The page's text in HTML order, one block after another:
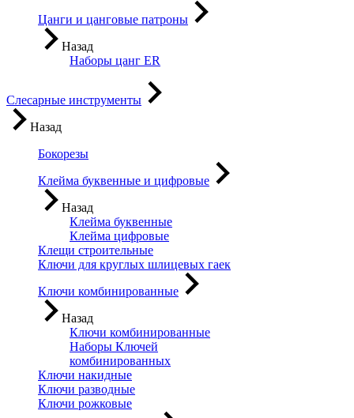
Цанги и цанговые патроны
Назад
Наборы цанг ER
Слесарные инструменты
Назад
Бокорезы
Клейма буквенные и цифровые
Назад
Клейма буквенные
Клейма цифровые
Клещи строительные
Ключи для круглых шлицевых гаек
Ключи комбинированные
Назад
Ключи комбинированные
Наборы Ключей
комбинированных
Ключи накидные
Ключи разводные
Ключи рожковые